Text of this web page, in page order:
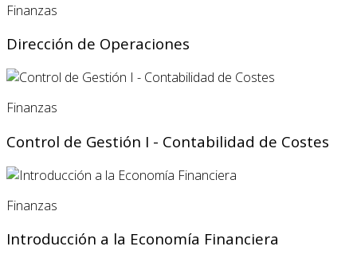
Finanzas
Dirección de Operaciones
Finanzas
Control de Gestión I - Contabilidad de Costes
Finanzas
Introducción a la Economía Financiera